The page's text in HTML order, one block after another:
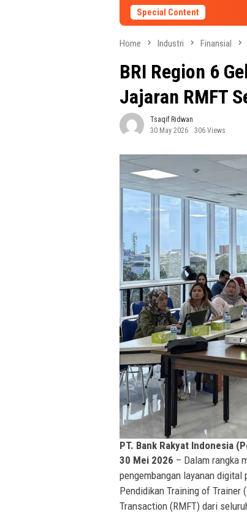
Special Content
Home Industri Finansial
BRI Region 6
Jajaran RMFT
Tsaqif Ridwan
30 May 2026
306 Views
PT. Bank Rakyat Indonesia
30 Mei 2026 – Dalam rangka
pengembangan layanan digital
Pendidikan Training of Trainer
Transaction (RMFT) dari